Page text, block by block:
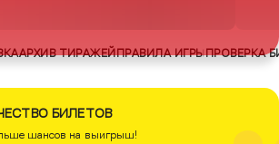
АРХИВ ТИРАЖЕЙПРАВИЛА ИГРЫПРОВЕРКА
БИЛЕТОВ
шансов на выигрыш!